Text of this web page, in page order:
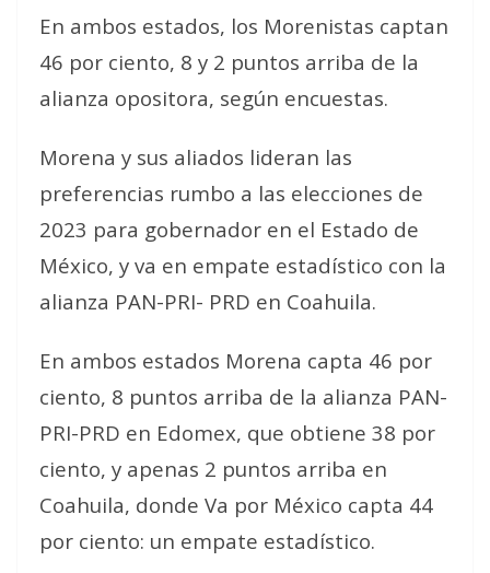
En ambos estados, los Morenistas captan
46 por ciento, 8 y 2 puntos arriba de la
alianza opositora, según encuestas.
Morena y sus aliados lideran las
preferencias rumbo a las elecciones de
2023 para gobernador en el Estado de
México, y va en empate estadístico con la
alianza PAN-PRI- PRD en Coahuila.
En ambos estados Morena capta 46 por
ciento, 8 puntos arriba de la alianza PAN-
PRI-PRD en Edomex, que obtiene 38 por
ciento, y apenas 2 puntos arriba en
Coahuila, donde Va por México capta 44
por ciento: un empate estadístico.